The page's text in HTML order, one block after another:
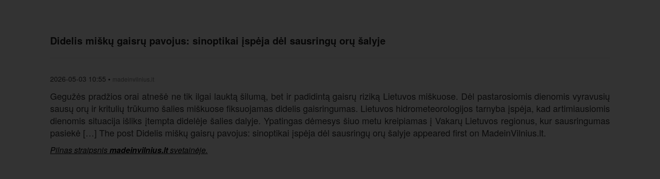
Didelis miškų gaisrų pavojus: sinoptikai įspėja dėl sausringų orų šalyje
2026-05-03 10:55 • madeinvilnius.lt
Gegužės pradžios orai atnešė ne tik ilgai lauktą šilumą, bet ir padidintą gaisrų riziką Lietuvos miškuose. Dėl pastarosiomis dienomis vyravusių
sausų orų ir kritulių trūkumo šalies miškuose fiksuojamas didelis gaisringumas. Lietuvos hidrometeorologijos tarnyba įspėja, kad artimiausiomis
dienomis situacija išliks įtempta didelėje šalies dalyje. Ypatingas dėmesys šiuo metu kreipiamas į Vakarų Lietuvos regionus, kur sausringumas
pasiekė […] The post Didelis miškų gaisrų pavojus: sinoptikai įspėja dėl sausringų orų šalyje appeared first on MadeinVilnius.lt.
Pilnas straipsnis madeinvilnius.ltsvetainėje.